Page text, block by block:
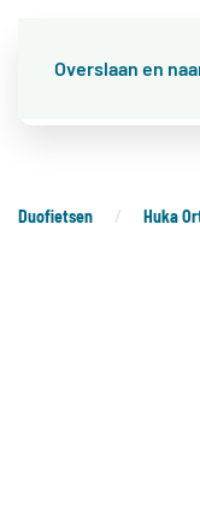
Overslaan en
Duofietsen Huka